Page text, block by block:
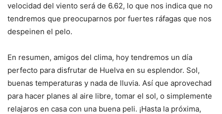
velocidad del viento será de 6.62, lo que nos indica que no
tendremos que preocuparnos por fuertes ráfagas que nos
despeinen el pelo.
En resumen, amigos del clima, hoy tendremos un día
perfecto para disfrutar de Huelva en su esplendor. Sol,
buenas temperaturas y nada de lluvia. Así que aprovechad
para hacer planes al aire libre, tomar el sol, o simplemente
relajaros en casa con una buena peli. ¡Hasta la próxima,